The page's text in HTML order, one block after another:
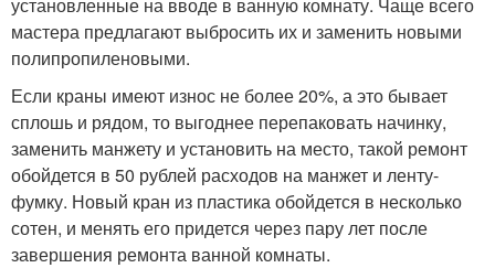
мастера предлагают выбросить их и заменить новыми
полипропиленовыми.
Если краны имеют износ не более 20%, а это бывает
сплошь и рядом, то выгоднее перепаковать начинку,
заменить манжету и установить на место, такой ремонт
обойдется в 50 рублей расходов на манжет и ленту-
фумку. Новый кран из пластика обойдется в несколько
сотен, и менять его придется через пару лет после
завершения ремонта ванной комнаты.